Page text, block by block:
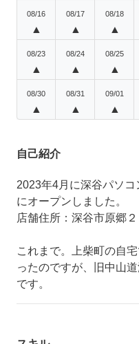
08/16
▲
08/17
▲
08/18
▲
08/23
▲
08/24
▲
08/25
▲
08/30
▲
08/31
▲
09/01
▲
自己紹介
2023年4月に深谷パソコ
にオープンしました。
店舗住所：深谷市原郷２
これまで。上柴町の自
ったのですが、旧中山
です。